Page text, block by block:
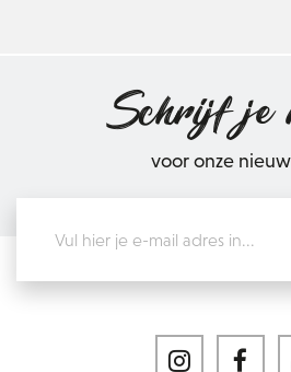
Schrijf je
voor onze